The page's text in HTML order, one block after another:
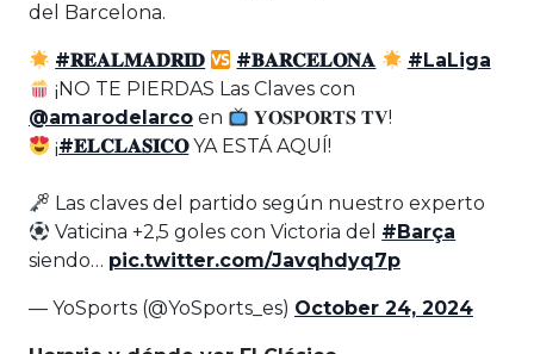
del Barcelona.
#𝐑𝐄𝐀𝐋𝐌𝐀𝐃𝐑𝐈𝐃 #𝐁𝐀𝐑𝐂𝐄𝐋𝐎𝐍𝐀
#LaLiga
¡NO TE PIERDAS Las Claves con
@amarodelarco en
𝐘𝐎𝐒𝐏𝐎𝐑𝐓𝐒 𝐓𝐕!
¡#𝐄𝐋𝐂𝐋𝐀𝐒𝐈𝐂𝐎YA ESTÁ AQUÍ!
Las claves del partido según nuestro experto
Vaticina +2,5 goles con Victoria del #Barça
siendo… pic.twitter.com/Javqhdyq7p
— YoSports (@YoSports_es) October 24, 2024